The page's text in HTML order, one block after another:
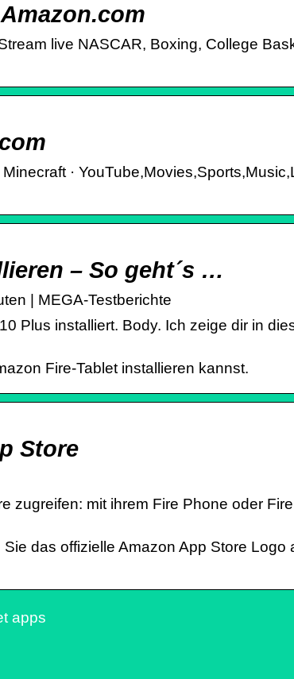
live NASCAR, Boxing, College
·
– So geht´s …
| MEGA-Testberichte
Plus installiert. Body. Ich zeige dir in
Fire-Tablet installieren kannst.
Store
mit ihrem Fire Phone oder
das offizielle Amazon App Store Logo
apps